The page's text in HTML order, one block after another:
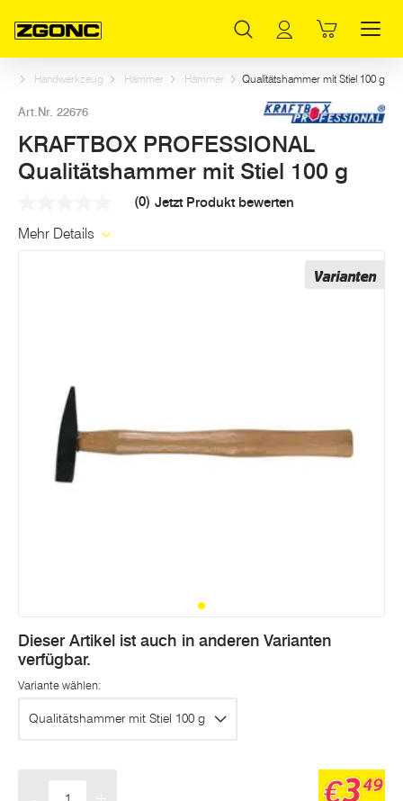
Handwerkzeug Hämmer Hämmer Qualitätshammer mit Stiel 100 g
Art.Nr. 22676
KRAFTBOX PROFESSIONAL
Qualitätshammer mit Stiel 100 g
Link
(0) Jetzt Produkt bewerten
Mehr Details
Varianten
Dieser Artikel ist auch in anderen Varianten
verfügbar.
Variante wählen:
Qualitätshammer mit Stiel 100 g
€349